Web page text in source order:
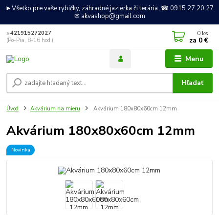
►Všetko pre vaše rybičky, záhradné jazierka či terária. ☎ 0915 27 20 27
✉ akvashop@gmail.com
Menu
Hľadať
+421915272027
(Po-Pia, 8-16 hod.)
0 ks
za 0 €
Úvod Akvárium na mieru Akvárium 180x80x60cm 12mm
Akvárium 180x80x60cm 12mm
Novinka